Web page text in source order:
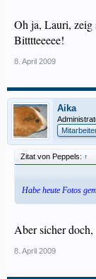
Oh ja, Lauri, zeig
Bitttteeeee!
8. April 2009
Aika
Zitat von Peppels: ↑
Habe heute Fotos
Aber sicher
8. April 2009